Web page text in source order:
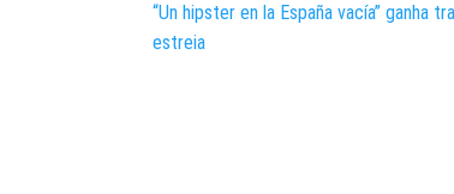
“Un hipster en la España vacía” ganha
estreia